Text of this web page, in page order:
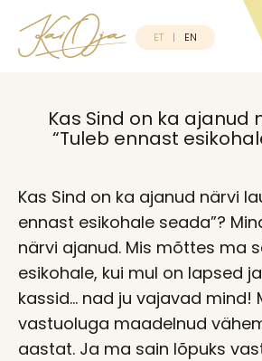
ET EN
Kas Sind on ka ajanud
“Tuleb ennast
Kas Sind on ka ajanud närvi
ennast esikohale seada”?
närvi ajanud. Mis mõttes ma
esikohale, kui mul on lapsed
kassid… nad ju vajavad mind!
vastuoluga maadelnud
aastat. Ja ma sain lõpuks